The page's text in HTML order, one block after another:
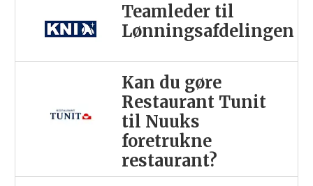
Teamleder til
Lønningsafdelingen
Kan du gøre
Restaurant Tunit
til Nuuks
foretrukne
restaurant?